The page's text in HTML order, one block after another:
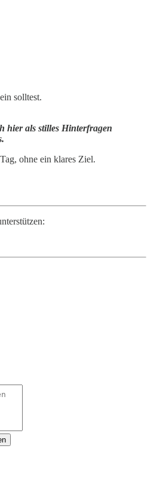
solltest.
hier als stilles Hinterfragen
ohne ein klares Ziel.